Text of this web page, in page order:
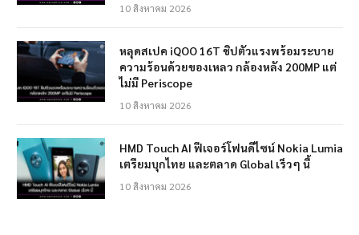
10 สิงหาคม 2026
หลุดสเปค iQOO 16T ชิปตัวแรงพร้อมระบาย
ความร้อนด้วยของเหลว กล้องหลัง 200MP แต่
ไม่มี Periscope
10 สิงหาคม 2026
HMD Touch AI ฟีเจอร์โฟนดีไซน์ Nokia Lumia
เตรียมบุกไทย และตลาด Global เร็วๆ นี้
10 สิงหาคม 2026